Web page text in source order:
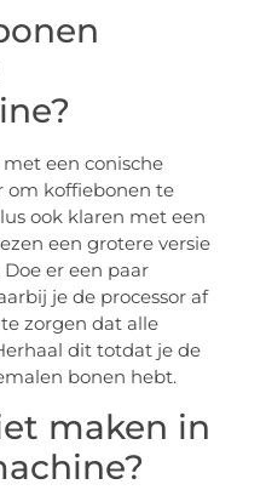
een conische
om koffiebonen te
ook klaren met een
een grotere versie
er een paar
je de processor af
zorgen dat alle
dit totdat je de
bonen hebt.
maken in